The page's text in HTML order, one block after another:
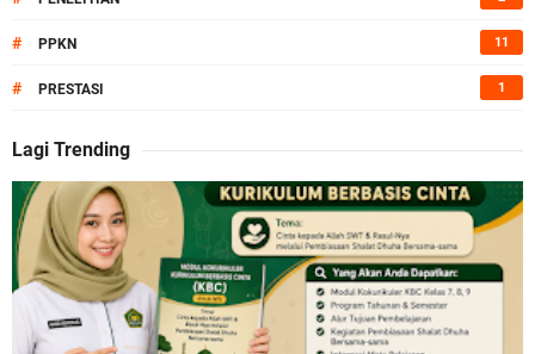
# PPKN 11
# PRESTASI 1
Lagi Trending